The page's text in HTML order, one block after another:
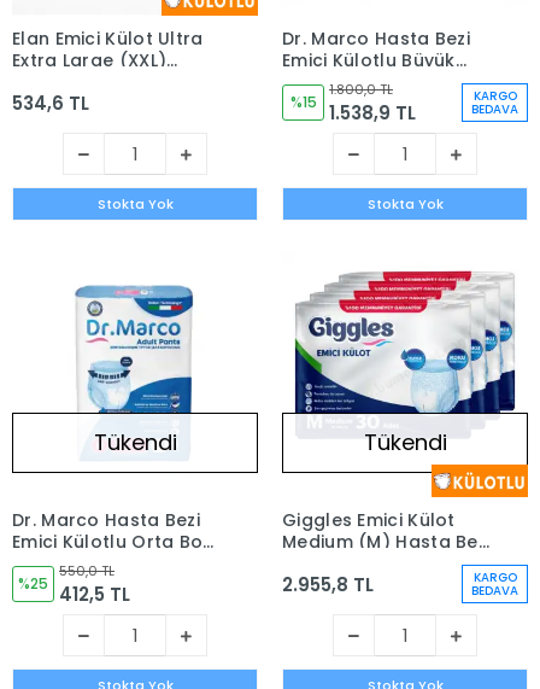
Elan Emici Külot Ultra
Extra Large (XXL)
Paket
534,6 TL
Stokta Yok
Dr. Marco Hasta Bezi
Emici Külotlu Büyük
Boy ( L ) 120 Adet
%15
1.800,0 TL
1.538,9 TL
KARGO
BEDAVA
Stokta Yok
Tükendi
Dr. Marco Hasta Bezi
Emici Külotlu Orta Boy
( M) 30`lu
%25
550,0 TL
412,5 TL
Tükendi
Giggles Emici Külot
Medium (M) Hasta Bezi
2.955,8 TL KARGO
BEDAVA